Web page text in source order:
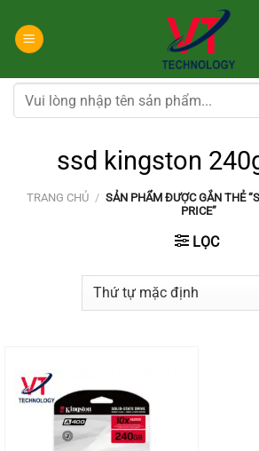
đến
dung
Tìm
kiếm:
ssd kingston
TRANG CHỦ / SẢN PHẨM ĐƯỢC GẮN THẺ
PRICE”
LỌC